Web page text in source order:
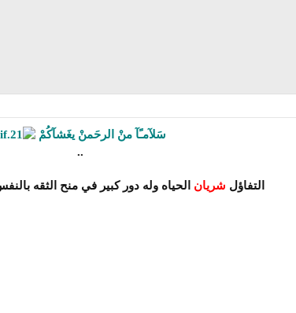
سَلآمـًآ منْ الرحَمنْ يغَشآكُمْ
..
التفاؤل شريان الحياه وله دور كبير في منح الثقه